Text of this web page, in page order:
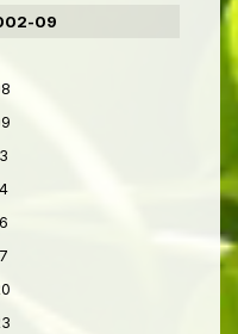
09